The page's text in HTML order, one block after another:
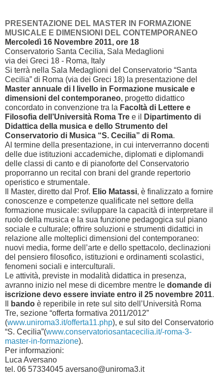
PRESENTAZIONE DEL MASTER IN FORMAZIONE
MUSICALE E DIMENSIONI DEL CONTEMPORANEO
Mercoledì 16 Novembre 2011, ore 18
Conservatorio Santa Cecilia, Sala Medaglioni
via dei Greci 18 - Roma, Italy
Si terrà nella Sala Medaglioni del Conservatorio “Santa
Cecilia” di Roma (via dei Greci 18) la presentazione del
Master annuale di I livello in Formazione musicale e
dimensioni del contemporaneo, progetto didattico
concordato in convenzione tra la Facoltà di Lettere e
Filosofia dell’Università Roma Tre e il
Dipartimento di
Didattica della musica e dello Strumento del
Conservatorio di Musica “S. Cecilia” di Roma.
Al termine della presentazione, in cui interverranno docenti
delle due istituzioni accademiche, diplomati e diplomandi
delle classi di canto e di pianoforte del Conservatorio
proporranno un recital con brani del grande repertorio
operistico e strumentale.
Il Master, diretto dal Prof. Elio Matassi, è finalizzato a fornire
conoscenze e competenze qualificate nel settore della
formazione musicale: sviluppare la capacità di interpretare il
ruolo della musica e la sua funzione pedagogica sul piano
sociale e culturale; offrire soluzioni e strumenti didattici in
relazione alle molteplici dimensioni del contemporaneo:
nuovi media, forme dell’arte e dello spettacolo, declinazioni
del pensiero filosofico, istituzioni e ordinamenti scolastici,
fenomeni sociali e interculturali.
Le attività, previste in modalità didattica in presenza,
avranno inizio nel mese di dicembre mentre le domande di
iscrizione devo essere inviate entro il 25 novembre 2011.
bando è reperibile in rete sul sito dell’Università Roma
Tre, sezione “offerta formativa 2011/2012”
(www.uniroma3.it/offerta11.php), e sul sito del Conservatorio
“S. Cecilia”(www.conservatoriosantacecilia.it/-roma-3-
master-in-formazione).
Per informazioni:
Luca Aversano
tel. 06 57334045 aversano@uniroma3.it